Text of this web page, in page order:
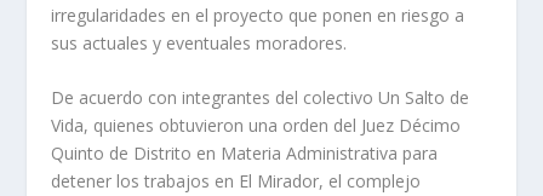
irregularidades en el proyecto que ponen en riesgo a
sus actuales y eventuales moradores.
De acuerdo con integrantes del colectivo Un Salto de
Vida, quienes obtuvieron una orden del Juez Décimo
Quinto de Distrito en Materia Administrativa para
detener los trabajos en El Mirador, el complejo